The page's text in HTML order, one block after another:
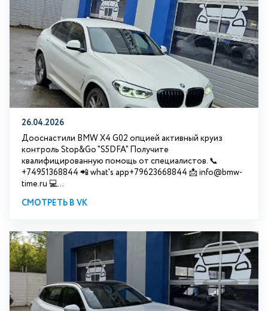
26.04.2026
Дооснастили BMW X4 G02 опцией активный круиз
контроль Stop&Go "S5DFA" Получите
квалифицированную помощь от специалистов. 📞
+74951368844 📲 what's app+79623668844 📩 info@bmw-
time.ru 💻...
СМОТРЕТЬ В VK